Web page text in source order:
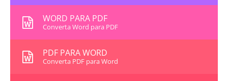
WORD PARA PDF
Converta Word para PDF
PDF PARA WORD
Converta PDF para Word